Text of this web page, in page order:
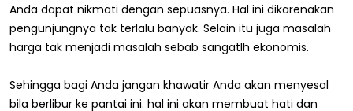
Anda dapat nikmati dengan sepuasnya. Hal ini dikarenakan
pengunjungnya tak terlalu banyak. Selain itu juga masalah
harga tak menjadi masalah sebab sangatlh ekonomis.
Sehingga bagi Anda jangan khawatir Anda akan menyesal
bila berlibur ke pantai ini. hal ini akan membuat hati dan